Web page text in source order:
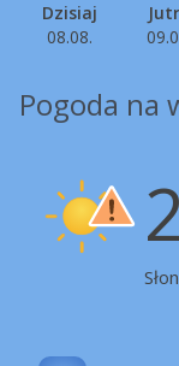
Dzisiaj
08.08.
Pogoda na